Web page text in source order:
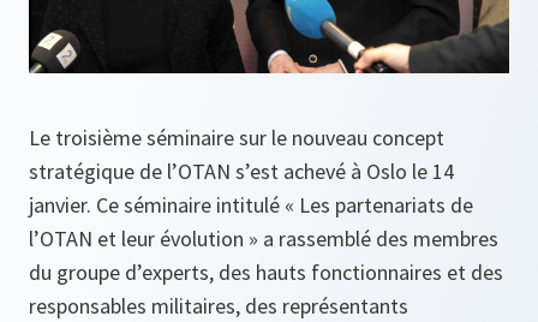
Le troisième séminaire sur le nouveau concept
stratégique de l’OTAN s’est achevé à Oslo le 14
janvier. Ce séminaire intitulé « Les partenariats de
l’OTAN et leur évolution » a rassemblé des membres
du groupe d’experts, des hauts fonctionnaires et des
responsables militaires, des représentants